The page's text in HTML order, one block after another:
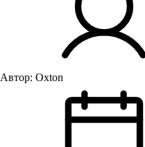
Автор: Oxton